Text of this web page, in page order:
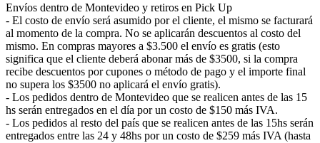
Envíos dentro de Montevideo y retiros en Pick Up
- El costo de envío será asumido por el cliente, el mismo se facturará
al momento de la compra. No se aplicarán descuentos al costo del
mismo. En compras mayores a $3.500 el envío es gratis (esto
significa que el cliente deberá abonar más de $3500, si la compra
recibe descuentos por cupones o método de pago y el importe final
no supera los $3500 no aplicará el envío gratis).
- Los pedidos dentro de Montevideo que se realicen antes de las 15
hs serán entregados en el día por un costo de $150 más IVA.
- Los pedidos al resto del país que se realicen antes de las 15hs serán
entregados entre las 24 y 48hs por un costo de $259 más IVA (hasta